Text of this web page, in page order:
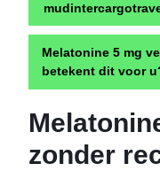
Melatonine 5 mg
betekent dit voor
zonder